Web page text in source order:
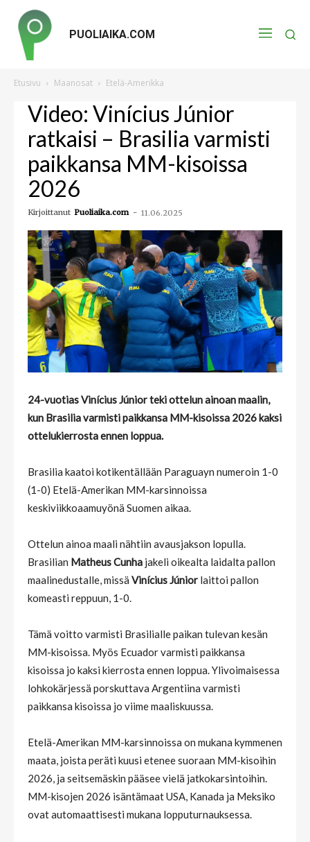
PUOLIAIKA.COM
Etusivu Maanosat Etelä-Amerikka
Video: Vinícius Júnior
ratkaisi – Brasilia varmisti
paikkansa MM-kisoissa
2026
Kirjoittanut Puoliaika.com - 11.06.2025
24-vuotias Vinícius Júnior teki ottelun ainoan maalin,
kun Brasilia varmisti paikkansa MM-kisoissa 2026 kaksi
ottelukierrosta ennen loppua.
Brasilia kaatoi kotikentällään Paraguayn numeroin 1-0
(1-0) Etelä-Amerikan MM-karsinnoissa
keskiviikkoaamuyönä Suomen aikaa.
Ottelun ainoa maali nähtiin avausjakson lopulla.
Brasilian Matheus Cunha jakeli oikealta laidalta pallon
maalinedustalle, missä Vinícius Júnior laittoi pallon
komeasti reppuun, 1-0.
Tämä voitto varmisti Brasilialle paikan tulevan kesän
MM-kisoissa. Myös Ecuador varmisti paikkansa
kisoissa jo kaksi kierrosta ennen loppua. Ylivoimaisessa
lohkokärjessä porskuttava Argentiina varmisti
paikkansa kisoissa jo viime maaliskuussa.
Etelä-Amerikan MM-karsinnoissa on mukana kymmenen
maata, joista peräti kuusi etenee suoraan MM-kisoihin
2026, ja seitsemäskin pääsee vielä jatkokarsintoihin.
MM-kisojen 2026 isäntämaat USA, Kanada ja Meksiko
ovat automaattisesti mukana lopputurnauksessa.